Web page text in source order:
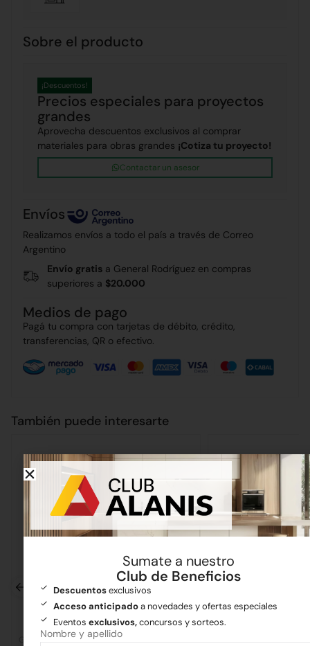
Sobre el producto
Precios especiales para proyectos
grandes
¡Descuentos!
Aprovecha descuentos exclusivos al comprar
materiales para obras grandes ¡Cotiza tu proyecto!
Contactar un asesor
Envíos
Realizamos envíos a todo el país a través de Correo
Argentino
Envío gratis a General Rodríguez en compras
superiores a $20.000
Medios de pago
Pagá tu compra con tarjetas de débito, crédito,
transferencias, QR o efectivo.
También puede interesarte
Grifería Grifería
Sumate a nuestro
Club de Beneficios
Descuentosexclusivos
Acceso anticipadoa novedades y ofertas especiales
Eventos exclusivos,concursos y sorteos.
Nombre y apellido